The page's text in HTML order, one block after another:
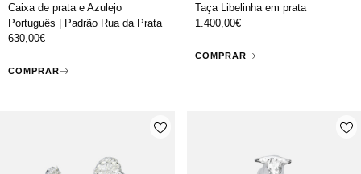
Caixa de prata e Azulejo
Português | Padrão Rua da Prata
630,00€
COMPRAR
Taça Libelinha em prata
1.400,00€
COMPRAR